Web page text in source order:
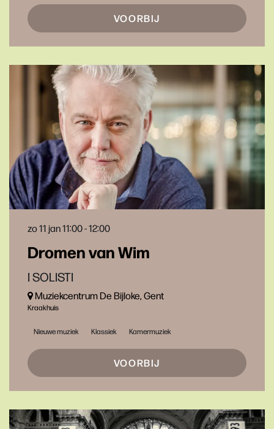
VOORBIJ
Dromen van Wim
I SOLISTI
zo 11 jan11:00 - 12:00
Muziekcentrum De Bijloke, Gent
Kraakhuis
Nieuwe muziek Klassiek Kamermuziek
VOORBIJ